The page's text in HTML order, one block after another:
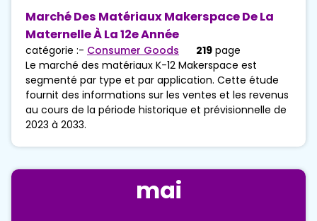
Marché Des Matériaux Makerspace De La
Maternelle À La 12e Année
catégorie :- Consumer Goods 219 page
Le marché des matériaux K-12 Makerspace est
segmenté par type et par application. Cette étude
fournit des informations sur les ventes et les revenus
au cours de la période historique et prévisionnelle de
2023 à 2033.
mai